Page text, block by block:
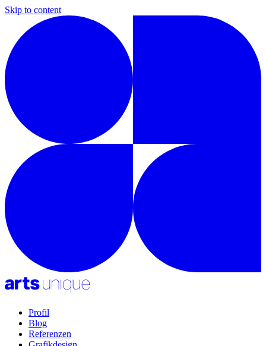
Skip to content
Profil
Blog
Referenzen